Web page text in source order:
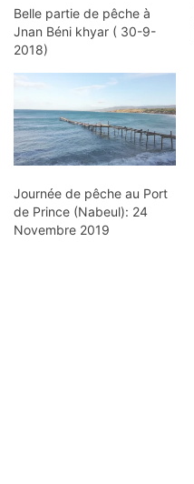
Belle partie de pêche à
Jnan Béni khyar ( 30-9-
2018)
Journée de pêche au Port
de Prince (Nabeul): 24
Novembre 2019